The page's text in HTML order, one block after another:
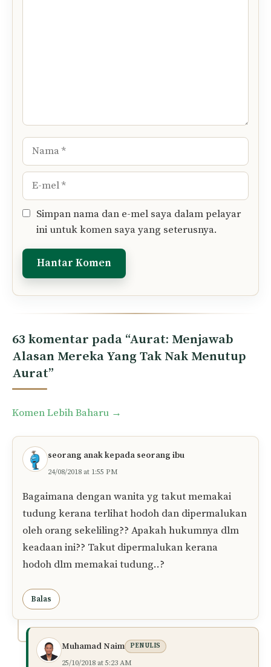
Nama
E-
mel
Simpan nama dan e-mel saya dalam pelayar
ini untuk komen saya yang seterusnya.
63 komentar pada “Aurat: Menjawab
Alasan Mereka Yang Tak Nak Menutup
Aurat”
Comment
navigation
Komen Lebih Baharu →
seorang anak kepada seorang ibu
24/08/2018 at 1:55 PM
Bagaimana dengan wanita yg takut memakai
tudung kerana terlihat hodoh dan dipermalukan
oleh orang sekeliling?? Apakah hukumnya dlm
keadaan ini?? Takut dipermalukan kerana
hodoh dlm memakai tudung..?
Balas
Muhamad Naim PENULIS
25/10/2018 at 5:23 AM